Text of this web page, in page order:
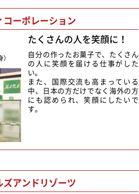
ーポレーション
たくさんの人を笑顔に！
自分の作ったお菓子で、たくさん
の人に笑顔を届ける仕事がした
い。
また、国際交流も高まっている
中、日本の方だけでなく海外の方
にも認められ、笑顔にしたいで
す。
アンドリゾーツ